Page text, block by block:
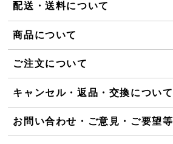
配送・送料について
商品について
ご注文について
キャンセル・返品・交換について
お問い合わせ・ご意見・ご要望等